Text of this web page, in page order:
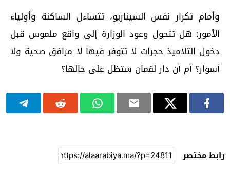
وأمام تكرار نفس السيناريو، تتساءل الساكنة وأولياء
الأمور: هل تتحول وعود الوزارة إلى واقع ملموس قبل
دخول التلاميذ حجرات لا تتوفر فيها لا مرافق صحية ولا
أسوار؟ أم أن دار لقمان ستظل على حالها؟
رابط مختصر